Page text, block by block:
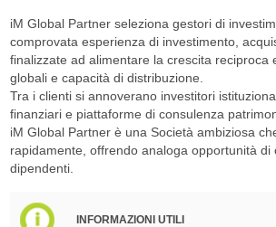
iM Global Partner seleziona gestori di
comprovata esperienza di investimento,
finalizzate ad alimentare la crescita reciproca
globali e capacità di distribuzione.
Tra i clienti si annoverano investitori
finanziari e piattaforme di consulenza
iM Global Partner è una Società ambiziosa
rapidamente, offrendo analoga opportunità di
dipendenti.
INFORMAZIONI UTILI